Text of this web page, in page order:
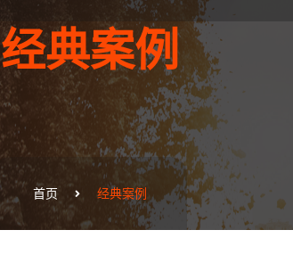
经典案例
首页 经典案例